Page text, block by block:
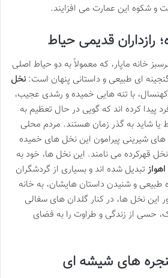
و شکوه این عمارت می افزایند.
رازداران قدیمی حیاط
خانه ماپار، که معمولاً به دو حیاط اصلی
ای طبیعی و داستانی پنهان است: نخل
با تنه هایی خمیده و رشدی عجیب،
پیدا کرده اند که گویی در حال تعظیم به
شاید به گذر زمان هستند. مردم محلی
های شیرینی پیرامون این نخل های خمیده
قهرکرده می نامند. این نخل ها، خود به
تبدیل شده اند و بسیاری از گردشگران
طبیعی و شنیدن داستان هایشان، به خانه
این نخل ها، در کنار گلدان های سفالی
حسی از زندگی و طراوت را به فضای
های شیشه ای